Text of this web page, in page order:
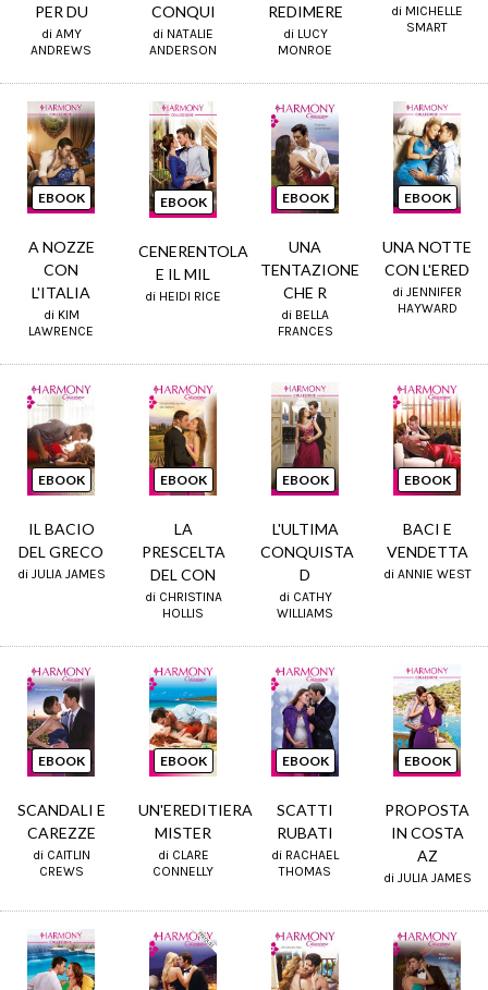
PER DU
di AMY
ANDREWS
CONQUI
di NATALIE
ANDERSON
REDIMERE
di LUCY
MONROE
di MICHELLE
SMART
EBOOK
A NOZZE
CON
L'ITALIA
di KIM
LAWRENCE
EBOOK
CENERENTOLA
E IL MIL
di HEIDI RICE
EBOOK
UNA
TENTAZIONE
CHE R
di BELLA
FRANCES
EBOOK
UNA NOTTE
CON L'ERED
di JENNIFER
HAYWARD
EBOOK
IL BACIO
DEL GRECO
di JULIA JAMES
EBOOK
LA
PRESCELTA
DEL CON
di CHRISTINA
HOLLIS
EBOOK
L'ULTIMA
CONQUISTA
D
di CATHY
WILLIAMS
EBOOK
BACI E
VENDETTA
di ANNIE WEST
EBOOK
SCANDALI E
CAREZZE
di CAITLIN
CREWS
EBOOK
UN'EREDITIERA
MISTER
di CLARE
CONNELLY
EBOOK
SCATTI
RUBATI
di RACHAEL
THOMAS
EBOOK
PROPOSTA
IN COSTA
AZ
di JULIA JAMES